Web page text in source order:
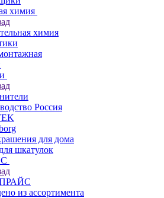
химия
химия
Россия
для дома
шкатулок
из ассортимента